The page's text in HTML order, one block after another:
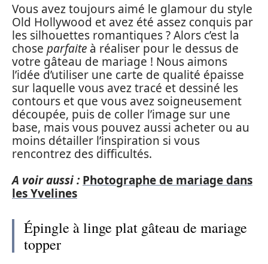
Vous avez toujours aimé le glamour du style
Old Hollywood et avez été assez conquis par
les silhouettes romantiques ? Alors c’est la
chose parfaite à réaliser pour le dessus de
votre gâteau de mariage ! Nous aimons
l’idée d’utiliser une carte de qualité épaisse
sur laquelle vous avez tracé et dessiné les
contours et que vous avez soigneusement
découpée, puis de coller l’image sur une
base, mais vous pouvez aussi acheter ou au
moins détailler l’inspiration si vous
rencontrez des difficultés.
A voir aussi : Photographe de mariage dans
les Yvelines
Épingle à linge plat gâteau de mariage
topper